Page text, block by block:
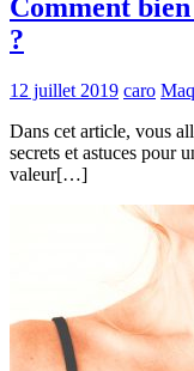
Comment
?
12 juillet 2019 caro
Dans cet article, vous
secrets et astuces pour
valeur[…]